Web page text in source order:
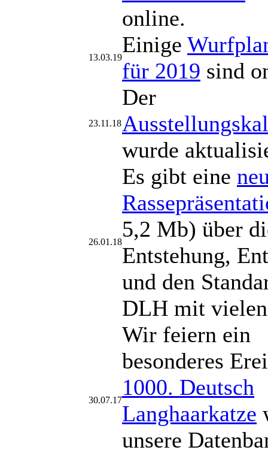
online.
13.03.19
Einige
für 2019 sind
23.11.18
Der
wurde
26.01.18
Es gibt eine
5,2 Mb) über
Entstehung,
und den
DLH mit
30.07.17
Wir feiern ein
besonderes
1000. Deutsch
Langhaarkatze
unsere